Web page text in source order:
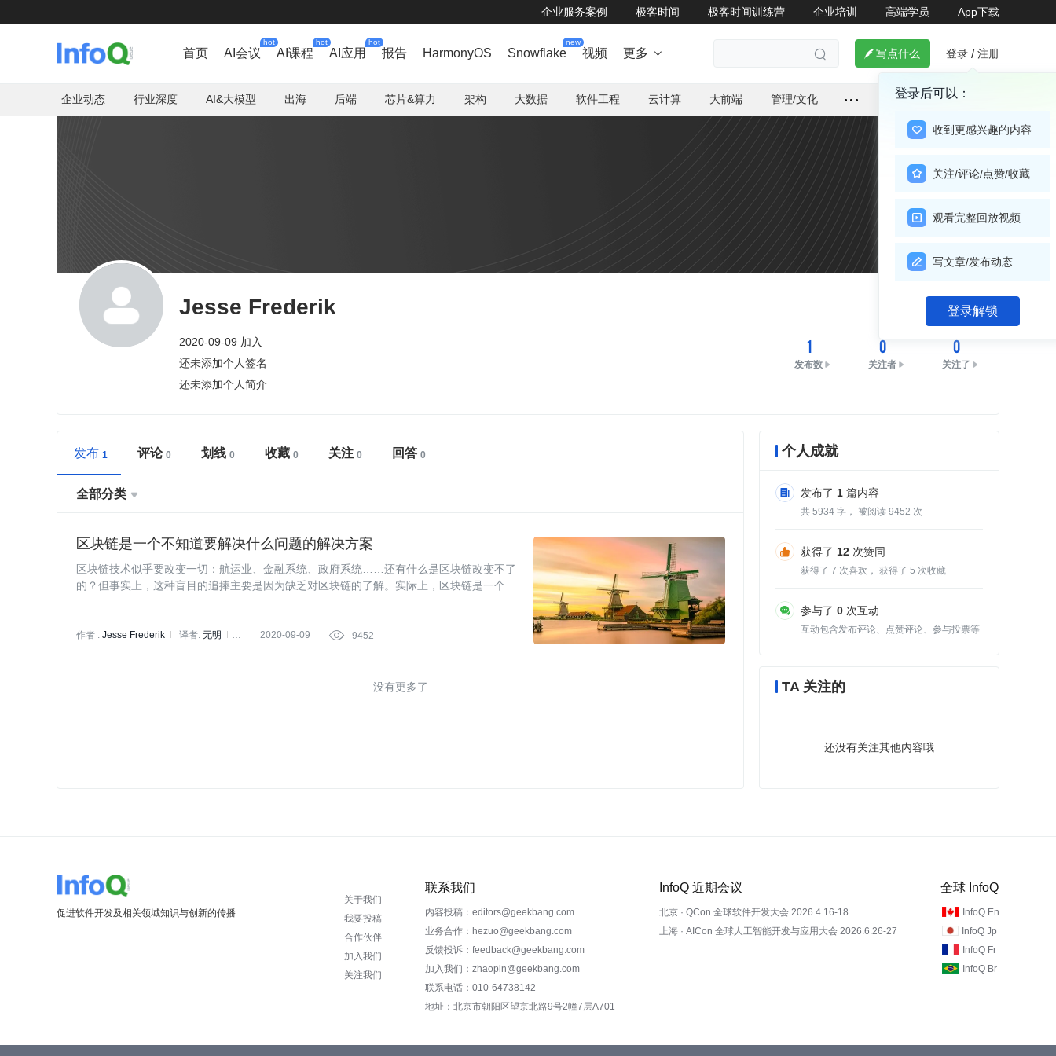
企业服务案例 极客时间 极客时间训练营 企业培训 高端学员 App下载
首页 AI会议
hot
AI课程
hot
AI应用
hot
报告 HarmonyOS Snowflake
new
视频 更多    写点什么 登录 / 注册
登录后可以：
收到更感兴趣的内容
关注/评论/点赞/收藏
观看完整回放视频
写文章/发布动态
登录解锁
企业动态 行业深度 AI&大模型 出海 后端 芯片&算力 架构 大数据 软件工程 云计算 大前端 管理/文化
Jesse Frederik
2020-09-09 加入
还未添加个人签名
还未添加个人简介
关注
1
发布数
0
关注者
0
关注了
发布 评论 划线 收藏 关注 回答
全部分类 
区块链是一个不知道要解决什么问题的解决方案
区块链技术似乎要改变一切：航运业、金融系统、政府系统……还有什么是区块链改变不了
的？但事实上，这种盲目的追捧主要是因为缺乏对区块链的了解。实际上，区块链是一个不
作者 : Jesse Frederik 译者: 无明
2020-09-09  9452
没有更多了
个人成就
发布了 1 篇内容
共 5934 字， 被阅读 9452 次
获得了 12 次赞同
获得了 7 次喜欢， 获得了 5 次收藏
参与了 0 次互动
互动包含发布评论、点赞评论、参与投票等
TA 关注的
还没有关注其他内容哦
促进软件开发及相关领域知识与创新的传播
关于我们
我要投稿
合作伙伴
加入我们
关注我们
联系我们
内容投稿：editors@geekbang.com
业务合作：hezuo@geekbang.com
反馈投诉：feedback@geekbang.com
加入我们：zhaopin@geekbang.com
联系电话：010-64738142
地址：北京市朝阳区望京北路9号2幢7层A701
InfoQ 近期会议
北京 · QCon 全球软件开发大会 2026.4.16-18
上海 · AICon 全球人工智能开发与应用大会 2026.6.26-27
全球 InfoQ
InfoQ En
InfoQ Jp
InfoQ Fr
InfoQ Br